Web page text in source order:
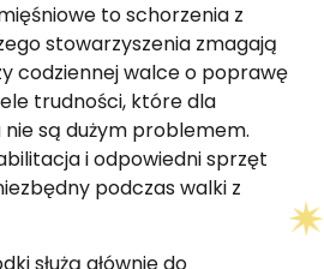
to schorzenia z
stowarzyszenia zmagają
codziennej walce o poprawę
trudności, które dla
nie są dużym problemem.
i odpowiedni sprzęt
podczas walki z
służą głównie do